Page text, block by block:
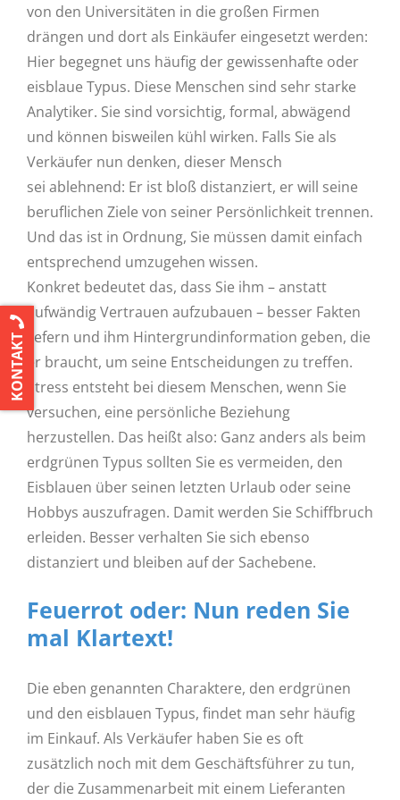
von den Universitäten in die großen Firmen
drängen und dort als Einkäufer eingesetzt werden:
Hier begegnet uns häufig der gewissenhafte oder
eisblaue Typus. Diese Menschen sind sehr starke
Analytiker. Sie sind vorsichtig, formal, abwägend
und können bisweilen kühl wirken. Falls Sie als
Verkäufer nun denken, dieser Mensch
sei ablehnend: Er ist bloß distanziert, er will seine
beruflichen Ziele von seiner Persönlichkeit trennen.
Und das ist in Ordnung, Sie müssen damit einfach
entsprechend umzugehen wissen.
Konkret bedeutet das, dass Sie ihm – anstatt
aufwändig Vertrauen aufzubauen – besser Fakten
liefern und ihm Hintergrundinformation geben, die
er braucht, um seine Entscheidungen zu treffen.
Stress entsteht bei diesem Menschen, wenn Sie
versuchen, eine persönliche Beziehung
herzustellen. Das heißt also: Ganz anders als beim
erdgrünen Typus sollten Sie es vermeiden, den
Eisblauen über seinen letzten Urlaub oder seine
Hobbys auszufragen. Damit werden Sie Schiffbruch
erleiden. Besser verhalten Sie sich ebenso
distanziert und bleiben auf der Sachebene.
Feuerrot oder: Nun reden Sie
mal Klartext!
Die eben genannten Charaktere, den erdgrünen
und den eisblauen Typus, findet man sehr häufig
im Einkauf. Als Verkäufer haben Sie es oft
zusätzlich noch mit dem Geschäftsführer zu tun,
der die Zusammenarbeit mit einem Lieferanten
KONTAKT